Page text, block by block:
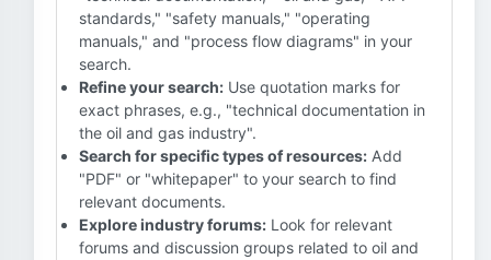
standards," "safety manuals," "operating
manuals," and "process flow diagrams" in your
search.
Refine your search: Use quotation marks for
exact phrases, e.g., "technical documentation in
the oil and gas industry".
Search for specific types of resources: Add
"PDF" or "whitepaper" to your search to find
relevant documents.
Explore industry forums: Look for relevant
forums and discussion groups related to oil and